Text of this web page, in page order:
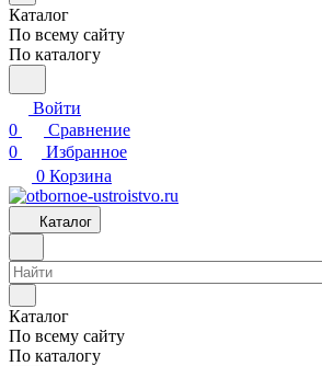
Каталог
По всему сайту
По каталогу
Войти
0
Сравнение
0
Избранное
0 Корзина
Каталог
Каталог
По всему сайту
По каталогу